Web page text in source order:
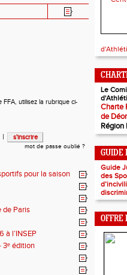
utilisez la rubrique ci-
|
mot de passe oublié ?
pour la saison
de Paris
à l’INSEP
édition
Le
Charte
de
Région
GUIDE
Guide
des
OFFRE